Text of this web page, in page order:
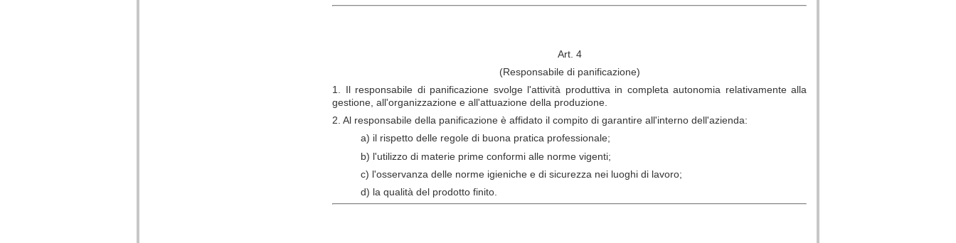
Art. 4
(Responsabile di panificazione)
1. Il responsabile di panificazione svolge l'attività produttiva in completa autonomia relativamente alla
gestione, all'organizzazione e all'attuazione della produzione.
2. Al responsabile della panificazione è affidato il compito di garantire all'interno dell'azienda:
a) il rispetto delle regole di buona pratica professionale;
b) l'utilizzo di materie prime conformi alle norme vigenti;
c) l'osservanza delle norme igieniche e di sicurezza nei luoghi di lavoro;
d) la qualità del prodotto finito.